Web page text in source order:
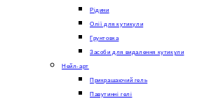
Рідини
Олії для кутикули
Грунтовка
Засоби для видалення кутикули
Нейл-арт
Прикрашаючий гель
Павутинні гелі